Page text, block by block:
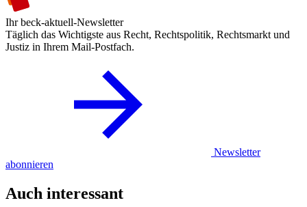
Ihr beck-aktuell-Newsletter
Täglich das Wichtigste aus Recht, Rechtspolitik, Rechtsmarkt und
Justiz in Ihrem Mail-Postfach.
Newsletter
abonnieren
Auch interessant